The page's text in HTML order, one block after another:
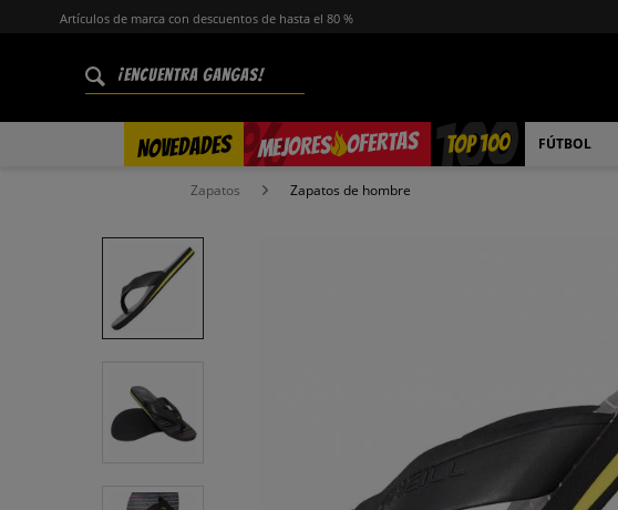
Artículos de marca con descuentos de hasta el 80 %
NOVEDADES MEJORES OFERTAS
% TOP 100 FÚTBOL
Zapatos Zapatos de hombre